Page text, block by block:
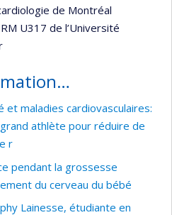
de Montréal
U317 de l’Université
maladies cardiovasculaires:
athlète pour réduire de
r
pendant la grossesse
du cerveau du bébé
Lainesse, étudiante en